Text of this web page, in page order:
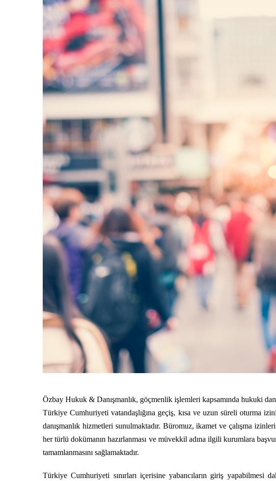
Özbay Hukuk & Danışmanlık, göçmenlik işlemleri kapsamında hukuki
Türkiye Cumhuriyeti vatandaşlığına geçiş, kısa ve uzun süreli oturma
danışmanlık hizmetleri sunulmaktadır. Büromuz, ikamet ve çalışma
her türlü dokümanın hazırlanması ve müvekkil adına ilgili kurumlara
tamamlanmasını sağlamaktadır.
Türkiye Cumhuriyeti sınırları içerisine yabancıların giriş yapabilmesi